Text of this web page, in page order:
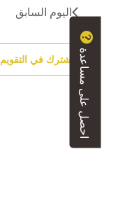
اليوم السابق
اشترك في التقويم احصل على مساعدة